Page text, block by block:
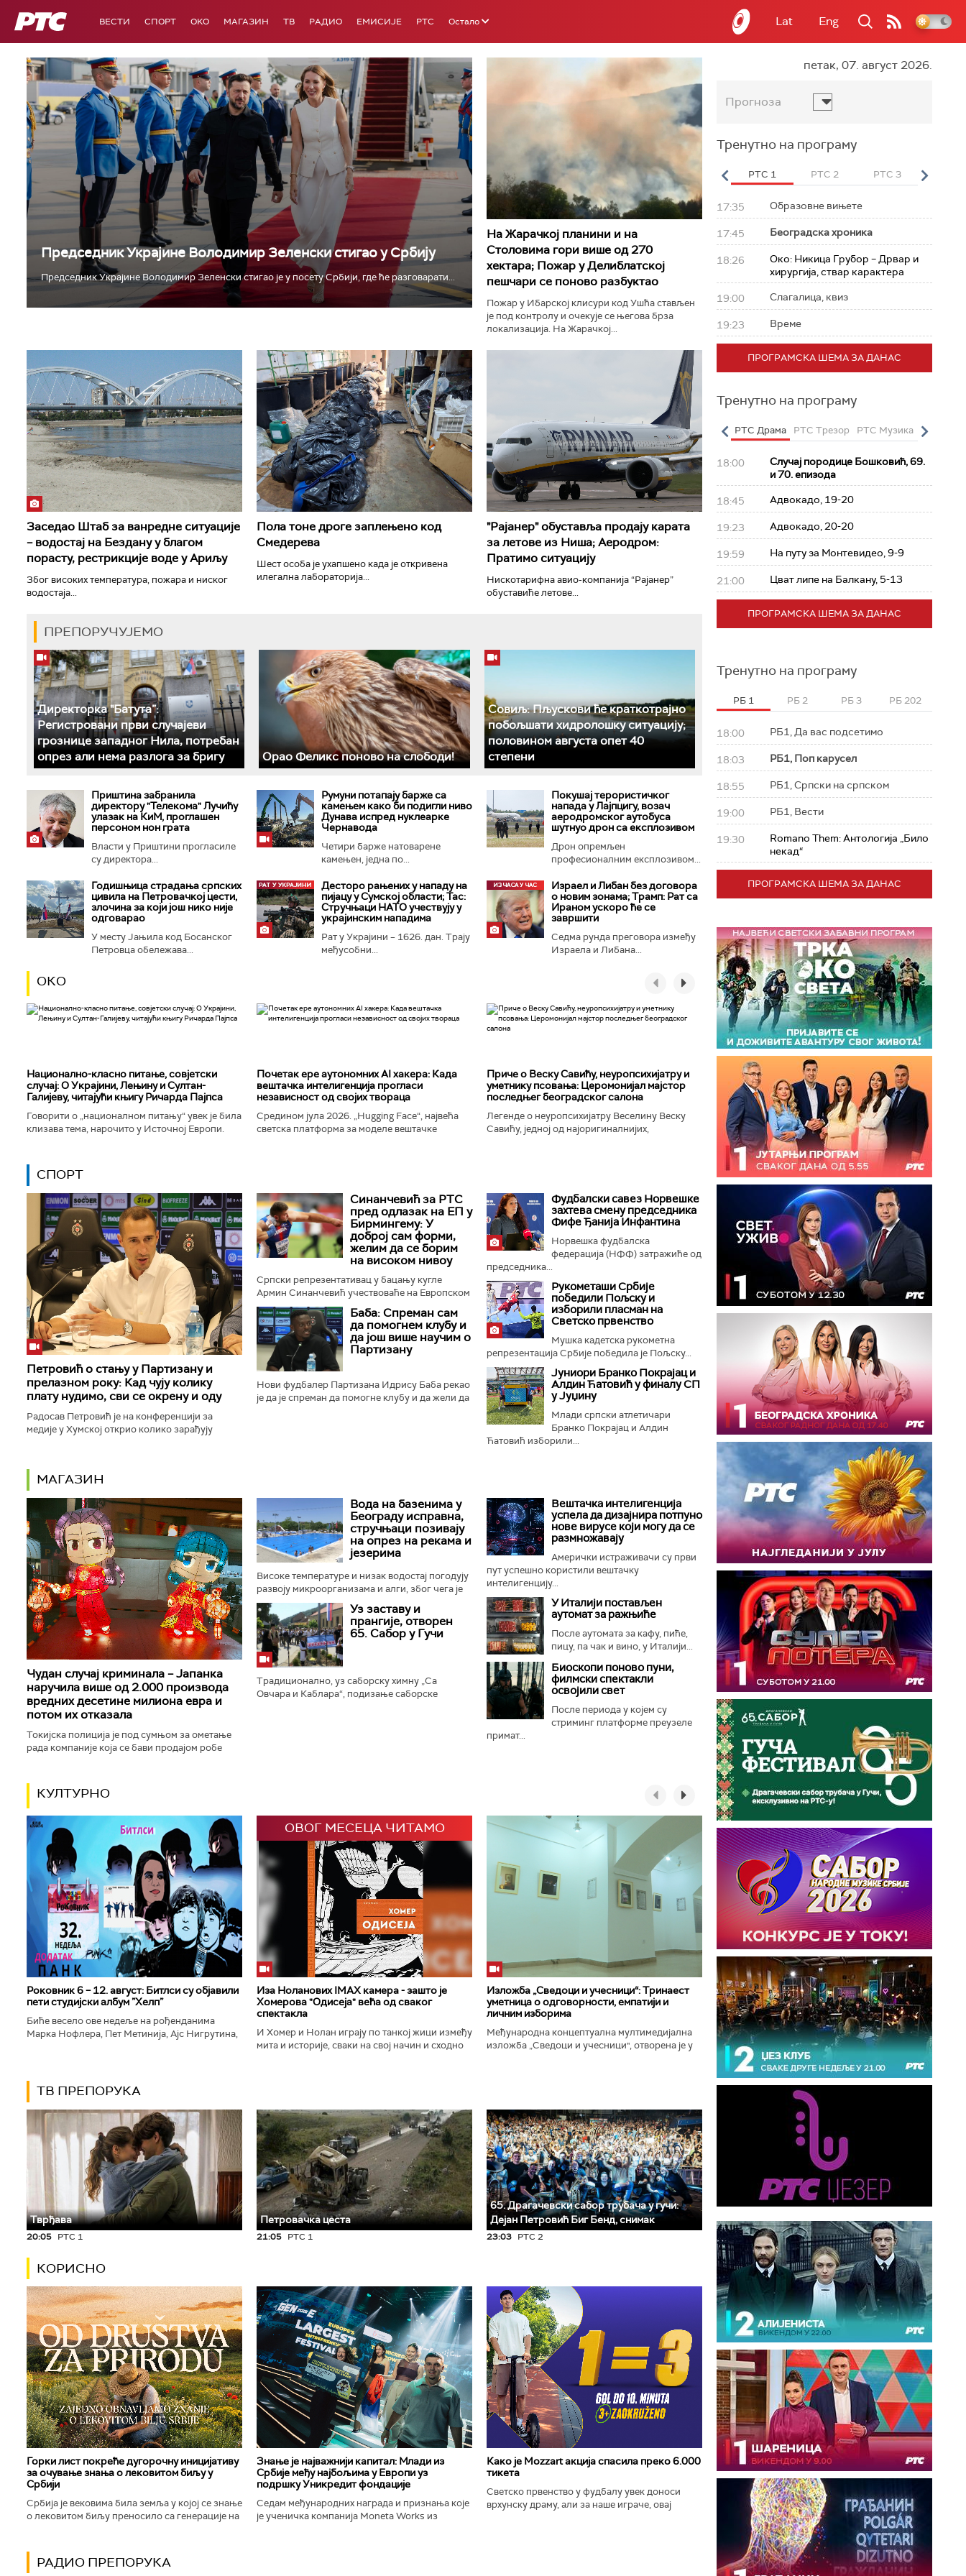
РТС ВЕСТИ СПОРТ OKO МАГАЗИН ТВ РАДИО ЕМИСИЈЕ РТС Остало Lat Eng
Председник Украјине Володимир Зеленски стигао у Србију
Председник Украјине Володимир Зеленски стигао је у посету Србији, где ће разговарати...
На Жарачкој планини и на
Столовима гори више од 270
хектара; Пожар у Делиблатској
пешчари се поново разбуктао
Пожар у Ибарској клисури код Ушћа стављен
је под контролу и очекује се његова брза
локализација. На Жарачкој...
Заседао Штаб за ванредне ситуације
– водостај на Бездану у благом
порасту, рестрикције воде у Ариљу
Због високих температура, пожара и ниског
водостаја...
Пола тоне дроге заплењено код
Смедерева
Шест особа је ухапшено када је откривена
илегална лабораторија...
"Рајанер" обуставља продају карата
за летове из Ниша; Аеродром:
Пратимо ситуацију
Нискотарифна авио-компанија “Рајанер”
обуставиће летове...
ПРЕПОРУЧУЈЕМО
Директорка "Батута”:
Регистровани први случајеви
грознице западног Нила, потребан
опрез али нема разлога за бригу
Орао Феликс поново на слободи!
Совиљ: Пљускови ће краткотрајно
побољшати хидролошку ситуацију;
половином августа опет 40
степени
Приштина забранила
директору "Телекома" Лучићу
улазак на КиМ, проглашен
персоном нон грата
Власти у Приштини прогласиле
су директора...
Румуни потапају барже са
камењем како би подигли ниво
Дунава испред нуклеарке
Чернавода
Четири барже натоварене
камењен, једна по...
Покушај терористичког
напада у Лајпцигу, возач
аеродромског аутобуса
шутнуо дрон са експлозивом
Дрон опремљен
професионалним експлозивом...
Годишњица страдања српских
цивила на Петровачкој цести,
злочина за који још нико није
одговарао
У месту Јањила код Босанског
Петровца обележава...
Десторо рањених у нападу на
пијацу у Сумској области; Тас:
Стручњаци НАТО учествују у
украјинским нападима
Рат у Украјини – 1626. дан. Трају
међусобни...
Израел и Либан без договора
о новим зонама; Трамп: Рат са
Ираном ускоро ће се
завршити
Седма рунда преговора између
Израела и Либана...
ОКО
Национално-класнo питање, совјетски
случај: О Украјини, Лењину и Султан-
Галијеву, читајући књигу Ричарда Пајпса
Говорити о „националном питању“ увек је била
клизава тема, нарочито у Источној Европи.
Почетак ере аутономних AI хакера: Када
вештачка интелигенција прогласи
независност од својих твораца
Средином јула 2026. „Hugging Face“, највећа
светска платформа за моделе вештачке
Приче о Веску Савићу, неуропсихијатру и
уметнику псовања: Церомонијал мајстор
последњег београдског салона
Легенде о неуропсихијатру Веселину Веску
Савићу, једној од најоригиналнијих,
СПОРТ
Петровић о стању у Партизану и
прелазном року: Кад чују колику
плату нудимо, сви се окрену и оду
Радосав Петровић је на конференцији за
медије у Хумској открио колико зарађују
Синанчевић за РТС
пред одлазак на ЕП у
Бирмингему: У
доброј сам форми,
желим да се борим
на високом нивоу
Српски репрезентативац у бацању кугле
Армин Синанчевић учествоваће на Европском
првенству, које ће од 10. до 16. августа
одржати у Бирмингему. Уочи одласка...
Баба: Спреман сам
да помогнем клубу и
да још више научим о
Партизану
Нови фудбалер Партизана Идрису Баба рекао
је да је спреман да помогне клубу и да жели да
Фудбалски савез Норвешке
захтева смену председника
Фифе Ђанија Инфантина
Норвешка фудбалска
федерација (НФФ) затражиће од
председника...
Рукометаши Србије
победили Пољску и
изборили пласман на
Светско првенство
Мушка кадетска рукометна
репрезентација Србије победила је Пољску...
Јуниори Бранко Покрајац и
Алдин Ћатовић у финалу СП
у Јуџину
Млади српски атлетичари
Бранко Покрајац и Алдин
Ћатовић изборили...
МАГАЗИН
Чудан случај криминала – Јапанка
наручила више од 2.000 производа
вредних десетине милиона евра и
потом их отказала
Токијска полиција је под сумњом за ометање
рада компаније која се бави продајом робе
Вода на базенима у
Београду исправна,
стручњаци позивају
на опрез на рекама и
језерима
Високе температуре и низак водостај погодују
развоју микроорганизама и алги, због чега је
неопходна редовна контрола квалитета воде
на купалиштима. Најновије...Уз заставу и
прангије, отворен
65. Сабор у Гучи
Традиционално, уз саборску химну „Са
Овчара и Каблара“, подизање саборске
Вештачка интелигенција
успела да дизајнира потпуно
нове вирусе који могу да се
размножавају
Амерички истраживачи су први
пут успешно користили вештачку
интелигенцију...
У Италији постављен
аутомат за ражњиће
После аутомата за кафу, пиће,
пицу, па чак и вино, у Италији...
Биоскопи поново пуни,
филмски спектакли
освојили свет
После периода у којем су
стриминг платформе преузеле
примат...
КУЛТУРНО
Роковник 6 – 12. август: Битлси су објавили
пети студијски албум ”Хелп”
Биће весело ове недеље на рођенданима
Марка Нофлера, Пет Метинија, Ајс Нигрутина,
ОВОГ МЕСЕЦА ЧИТАМО
Иза Ноланових IMAX камера - зашто је
Хомерова "Одисеја" већа од сваког
спектакла
И Хомер и Нолан играју по танкој жици између
мита и историје, сваки на свој начин и сходно
Изложба „Сведоци и учесници“: Тринаест
уметница о одговорности, емпатији и
личним изборима
Међународна концептуална мултимедијална
изложба „Сведоци и учесници", отворена је у
ТВ ПРЕПОРУКА
Тврђава
20:05 РТС 1
Петровачка цеста
21:05 РТС 1
65. Драгачевски сабор трубача у гучи:
Дејан Петровић Биг Бeнд, снимак
23:03 РТС 2
КОРИСНО
Горки лист покреће дугорочну иницијативу
за очување знања о лековитом биљу у
Србији
Србија је вековима била земља у којој се знање
о лековитом биљу преносило са генерације на
Знање је најважнији капитал: Млади из
Србије међу најбољима у Европи уз
подршку Уникредит фондације
Седам међународних награда и признања које
је ученичка компанија Moneta Works из
Како је Mozzart акција спасила преко 6.000
тикета
Светско првенство у фудбалу увек доноси
врхунску драму, али за наше играче, овај
РАДИО ПРЕПОРУКА
петак, 07. август 2026.
Прогноза
Тренутно на програму
РТС 3 РТС Свет РТС HD РТС 1 РТС 2 РТС 3 РТС
17:35 Образовне вињете
17:45 Београдска хроника
18:26
Око: Никица Грубор – Дрвар и
хирургија, ствар карактера
19:00 Слагалица, квиз
19:23 Време
ПРОГРАМСКА ШЕМА ЗА ДАНАС
Тренутно на програму
РТС Класика РТС Коло РТС Полетарац РТС Драма РТС Трезор РТС Музика РТС
18:00
Случај породице Бошковић, 69.
и 70. епизода
18:45 Адвокадо, 19-20
19:23 Адвокадо, 20-20
19:59 На путу за Монтевидео, 9-9
21:00 Цват липе на Балкану, 5-13
ПРОГРАМСКА ШЕМА ЗА ДАНАС
Тренутно на програму
РБ 1 РБ 2 РБ 3 РБ 202
18:00 РБ1, Да вас подсетимо
18:03 РБ1, Поп карусел
18:55 РБ1, Српски на српском
19:00 РБ1, Вести
19:30
Romano Them: Антологија „Било
некад“
ПРОГРАМСКА ШЕМА ЗА ДАНАС